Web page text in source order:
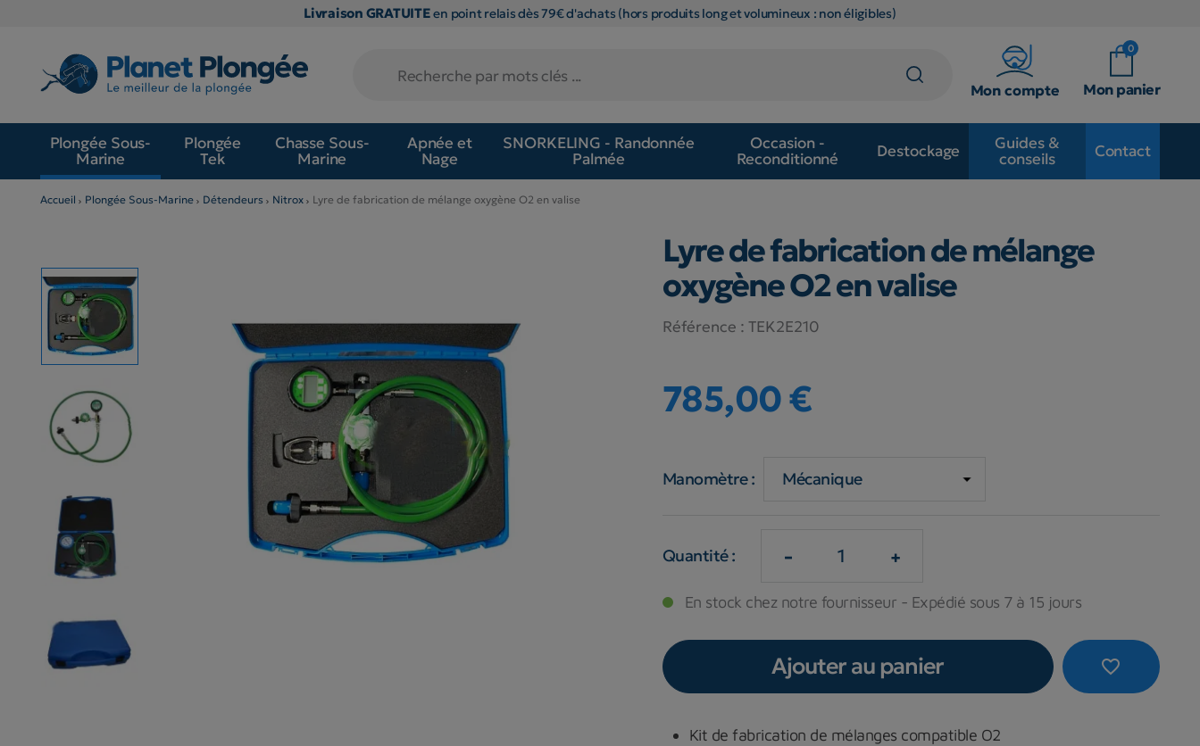
Livraison GRATUITEen point relais dès 79€ d'achats (hors produits long et volumineux : non éligibles)
Mon compte
0
Mon panier
Plongée Sous-
Marine
Plongée
Tek
Chasse Sous-
Marine
Apnée et
Nage
SNORKELING - Randonnée
Palmée
Occasion -
Reconditionné
Destockage
Guides &
conseils
Contact
Accueil Plongée Sous-Marine Détendeurs Nitrox Lyre de fabrication de mélange oxygène O2 en valise
Lyre de fabrication de mélange
oxygène O2 en valise
Référence : TEK2E210
785,00 €
Manomètre :
Quantité : - +
En stock chez notre fournisseur - Expédié sous 7 à 15 jours
favorite_border
Ajouter au panier
Kit de fabrication de mélanges compatible O2